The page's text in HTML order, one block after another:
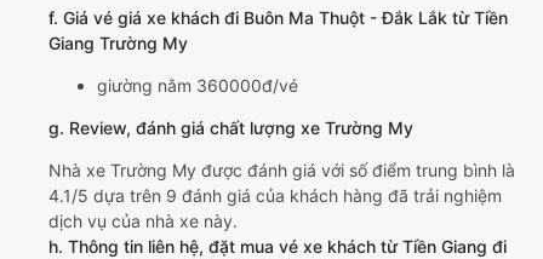
f. Giá vé giá xe khách đi Buôn Ma Thuột - Đắk Lắk từ Tiền
Giang Trường My
giường nằm 360000đ/vé
g. Review, đánh giá chất lượng xe Trường My
Nhà xe Trường My được đánh giá với số điểm trung bình là
4.1/5 dựa trên 9 đánh giá của khách hàng đã trải nghiệm
dịch vụ của nhà xe này.
h. Thông tin liên hệ, đặt mua vé xe khách từ Tiền Giang đi